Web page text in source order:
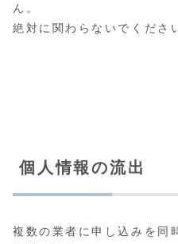
ん。
絶対に関わらないでくださ
個人情報の流出
複数の業者に申し込みを同